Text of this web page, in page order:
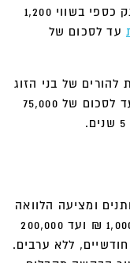
מעמלות עו"ש לתקופה של 3 שנים, מענק כספי בשווי 1,200
עד לסכום של
להורים של בני הזוג
המתחתנים, זו הלוואה למימון האירוע עד לסכום של 75,000
ומציעה הלוואה
למימון חתונה החל מסכום נמוך בגובה 1,000 ₪ ועד 200,000
החזר חודשיים, ללא ערבים.